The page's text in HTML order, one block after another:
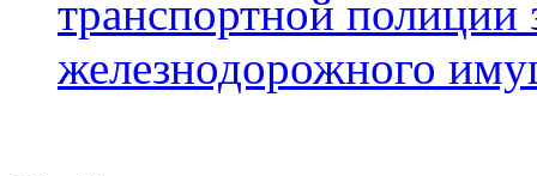
транспортной
железнодорожного